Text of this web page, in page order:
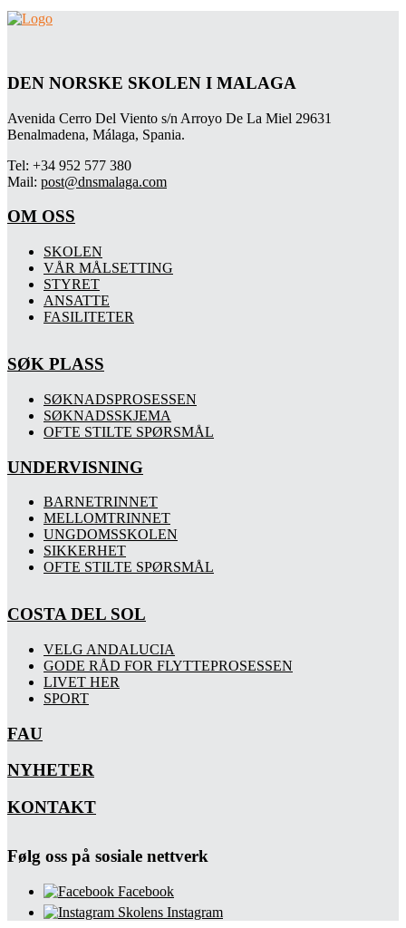
DEN NORSKE SKOLEN I MALAGA
Avenida Cerro Del Viento s/n Arroyo De La Miel 29631
Benalmadena, Málaga, Spania.
Tel: +34 952 577 380
Mail: post@dnsmalaga.com
OM OSS
SKOLEN
VÅR MÅLSETTING
STYRET
ANSATTE
FASILITETER
SØK PLASS
SØKNADSPROSESSEN
SØKNADSSKJEMA
OFTE STILTE SPØRSMÅL
UNDERVISNING
BARNETRINNET
MELLOMTRINNET
UNGDOMSSKOLEN
SIKKERHET
OFTE STILTE SPØRSMÅL
COSTA DEL SOL
VELG ANDALUCIA
GODE RÅD FOR FLYTTEPROSESSEN
LIVET HER
SPORT
FAU
NYHETER
KONTAKT
Følg oss på sosiale nettverk
Facebook
Skolens Instagram